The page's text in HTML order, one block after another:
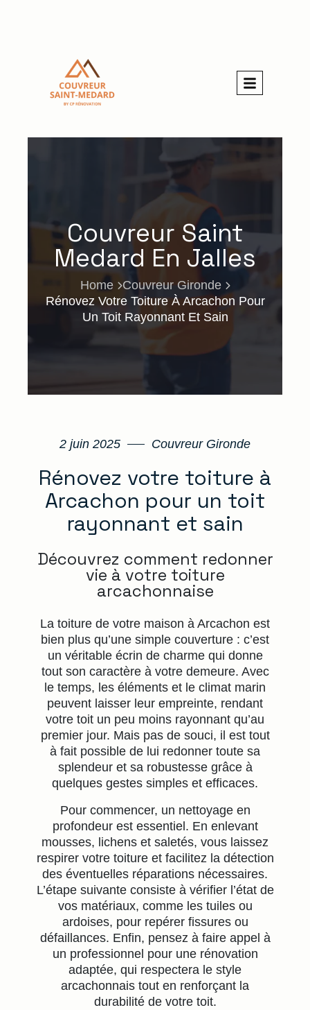
Couvreur Saint
Medard En Jalles
Home
Couvreur Gironde
Rénovez Votre Toiture À Arcachon Pour
Un Toit Rayonnant Et Sain
2 juin 2025 Couvreur Gironde
Rénovez votre toiture à
Arcachon pour un toit
rayonnant et sain
Découvrez comment redonner
vie à votre toiture
arcachonnaise
La toiture de votre maison à Arcachon est
bien plus qu’une simple couverture : c’est
un véritable écrin de charme qui donne
tout son caractère à votre demeure. Avec
le temps, les éléments et le climat marin
peuvent laisser leur empreinte, rendant
votre toit un peu moins rayonnant qu’au
premier jour. Mais pas de souci, il est tout
à fait possible de lui redonner toute sa
splendeur et sa robustesse grâce à
quelques gestes simples et efficaces.
Pour commencer, un nettoyage en
profondeur est essentiel. En enlevant
mousses, lichens et saletés, vous laissez
respirer votre toiture et facilitez la détection
des éventuelles réparations nécessaires.
L’étape suivante consiste à vérifier l’état de
vos matériaux, comme les tuiles ou
ardoises, pour repérer fissures ou
défaillances. Enfin, pensez à faire appel à
un professionnel pour une rénovation
adaptée, qui respectera le style
arcachonnais tout en renforçant la
durabilité de votre toit.